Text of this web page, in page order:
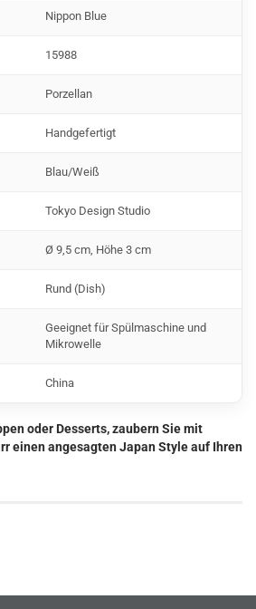
Nippon Blue
15988
Porzellan
Handgefertigt
Blau/Weiß
Tokyo Design Studio
Ø 9,5 cm, Höhe 3 cm
Rund (Dish)
Geeignet für Spülmaschine und
Mikrowelle
China
oder Desserts, zaubern Sie mit
einen angesagten Japan Style auf Ihren